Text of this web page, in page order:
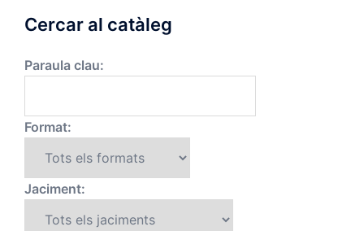
Cercar al catàleg
Paraula clau:
Format:
Jaciment: